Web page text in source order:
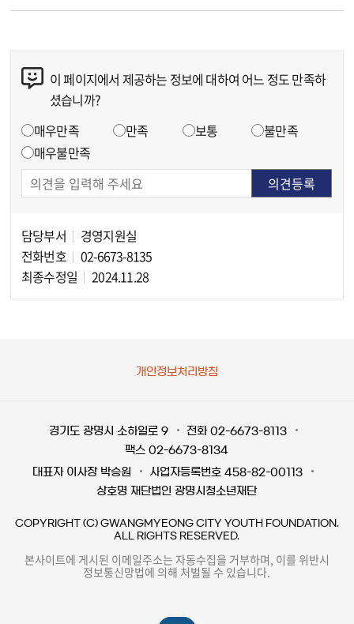
이 페이지에서 제공하는 정보에 대하여 어느 정도 만족하
셨습니까?
매우만족 만족 보통
불만족
매우불만족
담당부서
경영지원실
전화번호
02-6673-8135
최종수정일
2024.11.28
개인정보처리방침
경기도 광명시 소하일로 9
전화 02-6673-8113
팩스 02-6673-8134
대표자 이사장 박승원
사업자등록번호 458-82-00113
상호명 재단법인 광명시청소년재단
COPYRIGHT (C) GWANGMYEONG CITY YOUTH FOUNDATION.
ALL RIGHTS RESERVED.
본사이트에 게시된 이메일주소는 자동수집을 거부하며, 이를 위반시
정보통신망법에 의해 처벌될 수 있습니다.